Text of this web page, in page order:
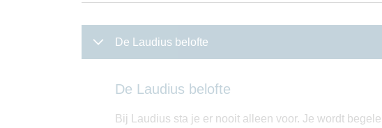
De Laudius belofte
De Laudius belofte
Bij Laudius sta je er nooit alleen voor. Je wordt